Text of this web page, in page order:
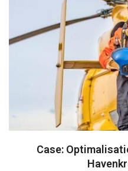
Case: